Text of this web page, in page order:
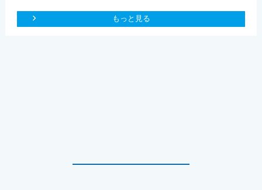
もっと見る